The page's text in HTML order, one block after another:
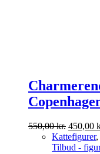
550,00kr. Den
pris
450,00
Kattefigurer,
Tilbud -